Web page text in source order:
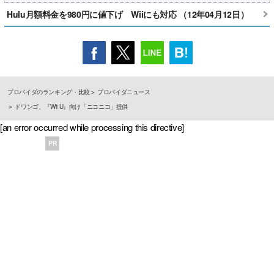
Hulu月額料金を980円に値下げ Wiiにも対応 （12年04月12日）
プロバイダのランキング・比較
プロバイダニュース
ドワンゴ、『Wii U』向け「ニコニコ」提供
[an error occurred while processing this directive]
PR